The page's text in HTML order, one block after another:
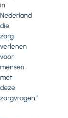
in
Nederland
die
zorg
verlenen
voor
mensen
met
deze
zorgvragen.’